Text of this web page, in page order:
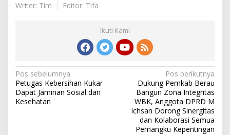
Writer: Tim
Editor: Tifa
Ikuti Kami
Navigasi
pos
Pos sebelumnya
Petugas Kebersihan Kukar
Dapat Jaminan Sosial dan
Kesehatan
Pos berikutnya
Dukung Pemkab Berau
Bangun Zona Integritas
WBK, Anggota DPRD M
Ichsan Dorong Sinergitas
dan Kolaborasi Semua
Pemangku Kepentingan